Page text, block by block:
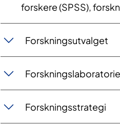
forskere (SPSS),
Forskningsutvalget
Forskningsstrategi